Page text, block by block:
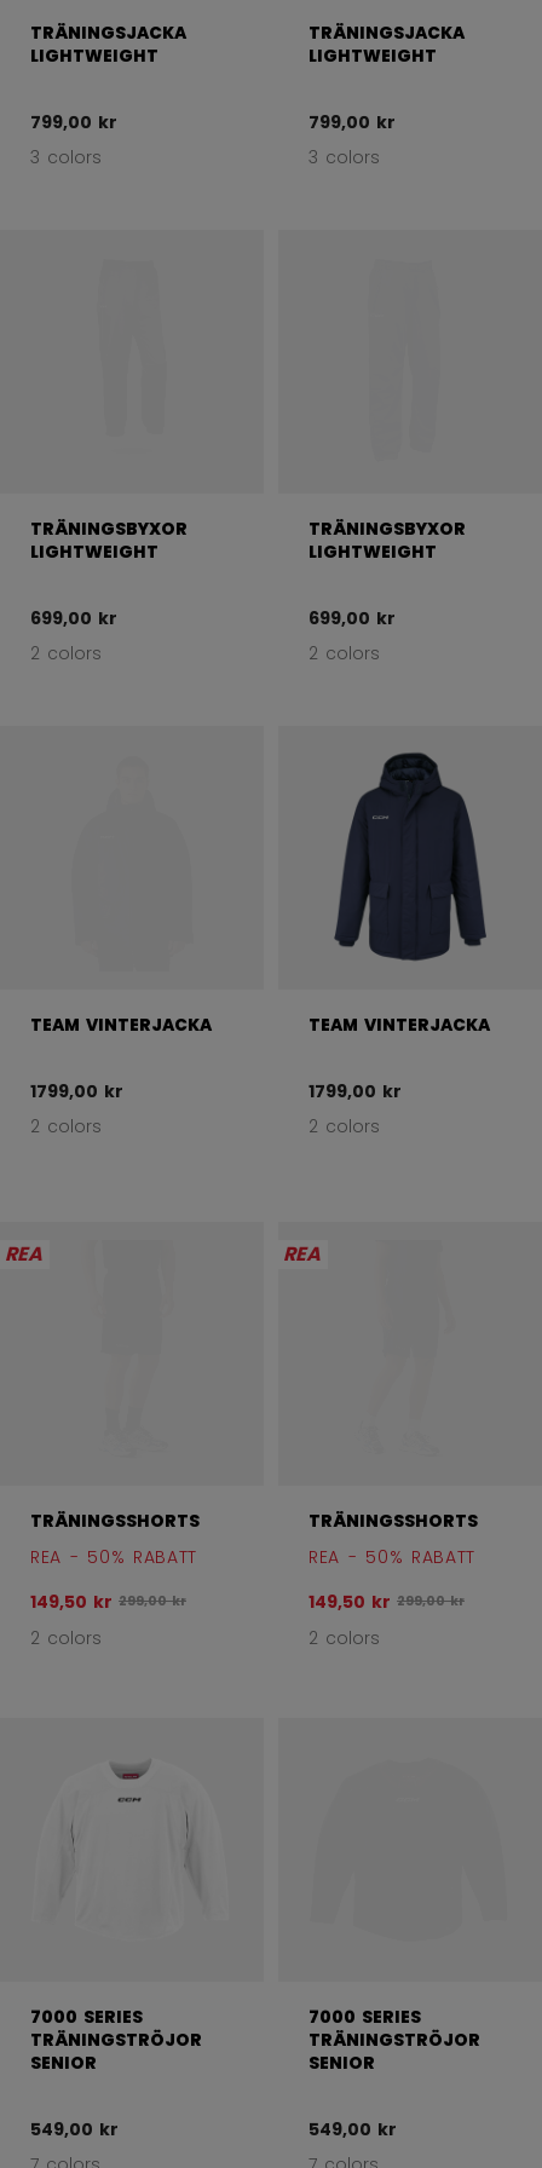
TRÄNINGSJACKA
LIGHTWEIGHT
799,00 kr
3 colors
TRÄNINGSJACKA
LIGHTWEIGHT
799,00 kr
3 colors
TRÄNINGSBYXOR
LIGHTWEIGHT
699,00 kr
2 colors
TRÄNINGSBYXOR
LIGHTWEIGHT
699,00 kr
2 colors
TEAM VINTERJACKA
1799,00 kr
2 colors
TEAM VINTERJACKA
1799,00 kr
2 colors
REA
TRÄNINGSSHORTS
REA - 50% RABATT
149,50 kr Ursprungligt pris före rabatt var
299,00 kr
2 colors
REA
TRÄNINGSSHORTS
REA - 50% RABATT
149,50 kr Ursprungligt pris
299,00 kr
2 colors
7000 SERIES
TRÄNINGSTRÖJOR
SENIOR
549,00 kr
7000 SERIES
TRÄNINGSTRÖJOR
SENIOR
549,00 kr